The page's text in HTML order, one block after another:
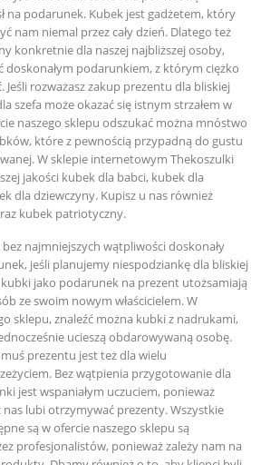
na podarunek. Kubek jest gadżetem, który
nam niemal przez cały dzień. Dlatego też
konkretnie dla naszej najbliższej osoby,
doskonałym podarunkiem, z którym ciężko
Jeśli rozważasz zakup prezentu dla bliskiej
szefa może okazać się istnym strzałem w
naszego sklepu odszukać można mnóstwo
które z pewnością przypadną do gustu
W sklepie internetowym Thekoszulki
jakości kubek dla babci, kubek dla
dla dziewczyny. Kupisz u nas również
kubek patriotyczny.
najmniejszych wątpliwości doskonały
jeśli planujemy niespodziankę dla bliskiej
jako podarunek na prezent utożsamiają
ze swoim nowym właścicielem. W
sklepu, znaleźć można kubki z nadrukami,
ucieszą obdarowywaną osobę.
prezentu jest też dla wielu
Bez wątpienia przygotowanie dla
jest wspaniałym uczuciem, ponieważ
nas lubi otrzymywać prezenty. Wszystkie
są w ofercie naszego sklepu są
profesjonalistów, ponieważ zależy nam na